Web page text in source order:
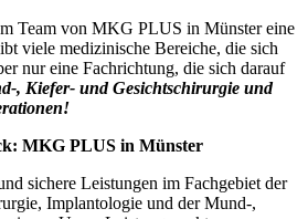
Team von MKG PLUS in Münster eine
viele medizinische Bereiche, die sich
nur eine Fachrichtung, die sich darauf
, Kiefer- und Gesichtschirurgie und
MKG PLUS in Münster
sichere Leistungen im Fachgebiet der
Implantologie und der Mund-,